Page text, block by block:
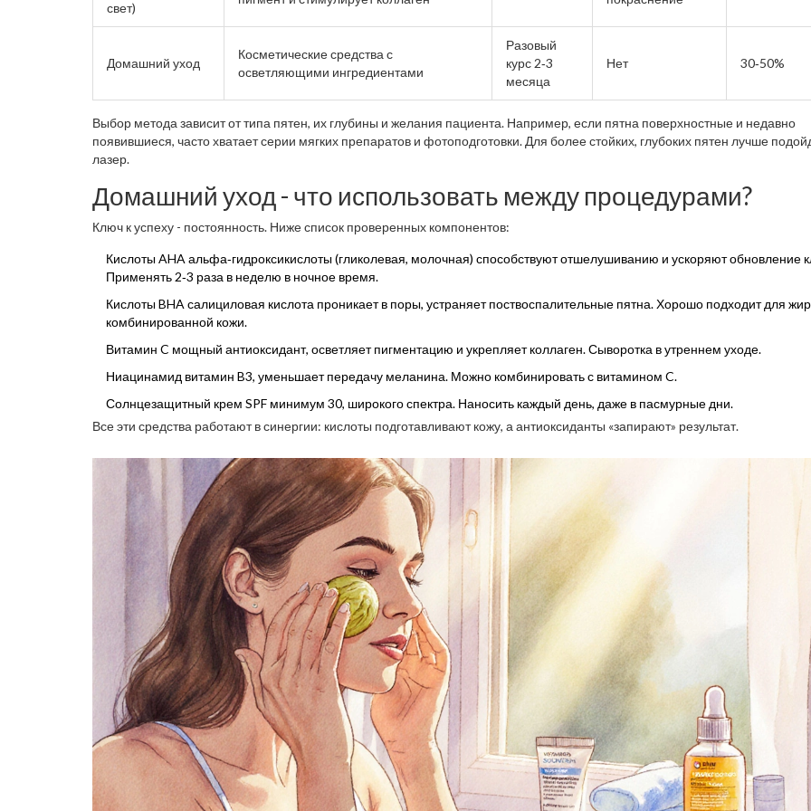
свет)
Домашний уход
Косметические средства с
осветляющими ингредиентами
Разовый
курс 2‑3
месяца
Нет 30‑50%
Выбор метода зависит от типа пятен, их глубины и желания пациента. Например, если пятна поверхностные и недавно
появившиеся, часто хватает серии мягких препаратов и фотоподготовки. Для более стойких, глубоких пятен лучше
лазер.
Домашний уход - что использовать между процедурами?
Ключ к успеху - постоянность. Ниже список проверенных компонентов:
Кислоты AHAальфа‑гидроксикислоты (гликолевая, молочная) способствуют отшелушиванию и ускоряют обновление
Применять 2‑3 раза в неделю в ночное время.
Кислоты BHAсалициловая кислота проникает в поры, устраняет поствоспалительные пятна. Хорошо подходит для
комбинированной кожи.
Витамин C мощный антиоксидант, осветляет пигментацию и укрепляет коллаген. Сыворотка в утреннем уходе.
Ниацинамид витамин B3, уменьшает передачу меланина. Можно комбинировать с витамином C.
Солнцезащитный крем SPF минимум 30, широкого спектра. Наносить каждый день, даже в пасмурные дни.
Все эти средства работают в синергии: кислоты подготавливают кожу, а антиоксиданты «запирают» результат.